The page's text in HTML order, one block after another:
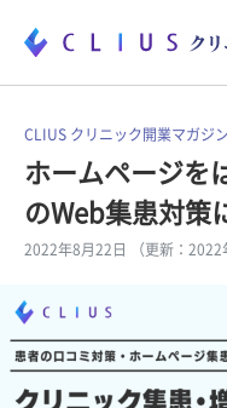
お役立ち資料
開業医のリアル
電子カルテ・ICT
集患のコツ
CLIUS クリニック開業マガジン
ホームページを
のWeb集患対策
2022年8月22日 （更新：2022